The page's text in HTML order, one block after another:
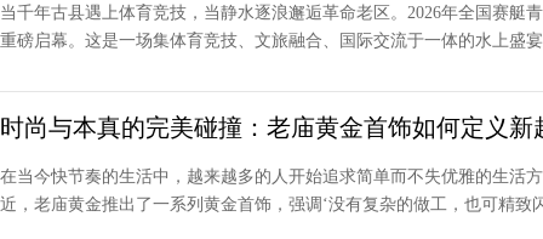
当千年古县遇上体育竞技，当静水逐浪邂逅革命老区。2026年全国赛艇
重磅启幕。这是一场集体育竞技、文旅融合、国际交流于一体的水上盛
时尚与本真的完美碰撞：老庙黄金首饰如何定义新
在当今快节奏的生活中，越来越多的人开始追求简单而不失优雅的生活
近，老庙黄金推出了一系列黄金首饰，强调‘没有复杂的做工，也可精致